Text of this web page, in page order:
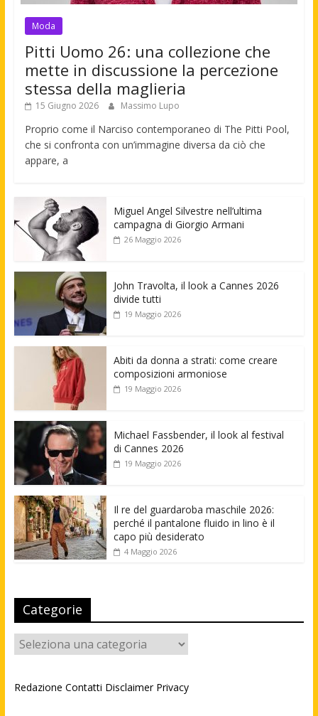
Moda
Pitti Uomo 26: una collezione che
mette in discussione la percezione
stessa della maglieria
15 Giugno 2026 Massimo Lupo
Proprio come il Narciso contemporaneo di The Pitti Pool,
che si confronta con un’immagine diversa da ciò che
appare, a
Miguel Angel Silvestre nell’ultima
campagna di Giorgio Armani
26 Maggio 2026
John Travolta, il look a Cannes 2026
divide tutti
19 Maggio 2026
Abiti da donna a strati: come creare
composizioni armoniose
19 Maggio 2026
Michael Fassbender, il look al festival
di Cannes 2026
19 Maggio 2026
Il re del guardaroba maschile 2026:
perché il pantalone fluido in lino è il
capo più desiderato
4 Maggio 2026
Categorie
Categorie
Redazione Contatti Disclaimer Privacy